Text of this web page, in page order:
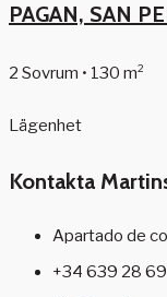
PAGAN, SAN
2 Sovrum • 130 m²
Lägenhet
Kontakta
Apartado de
+34 639 28